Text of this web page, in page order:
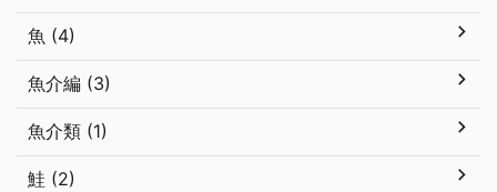
魚 (4)
魚介編 (3)
魚介類 (1)
鮭 (2)